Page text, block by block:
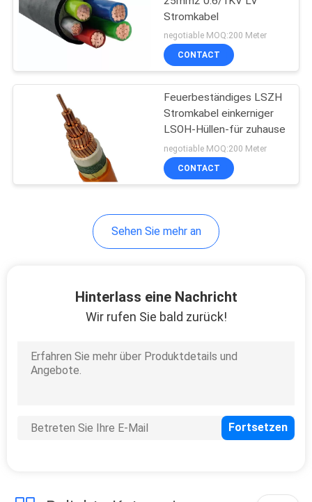
Stromkabel
negotiable MOQ:200 Meter
CONTACT
Feuerbeständiges LSZH
Stromkabel einkerniger
LSOH-Hüllen-für zuhause
negotiable MOQ:200 Meter
CONTACT
Sehen Sie mehr an
Hinterlass eine Nachricht
Wir rufen Sie bald zurück!